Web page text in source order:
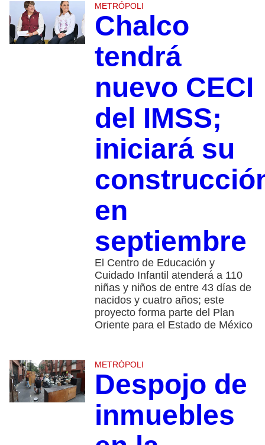
METRÓPOLI
Chalco
tendrá
nuevo CECI
del IMSS;
iniciará su
en
septiembre
El Centro de Educación y
Cuidado Infantil atenderá a 110
niñas y niños de entre 43 días de
nacidos y cuatro años; este
proyecto forma parte del Plan
Oriente para el Estado de México
METRÓPOLI
Despojo de
inmuebles